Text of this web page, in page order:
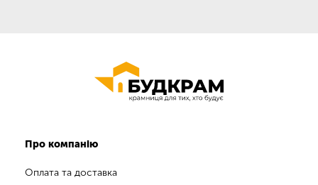
Про компанію
Оплата та доставка